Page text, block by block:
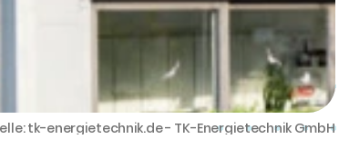
tk-energietechnik.de - TK-Energietechnik GmbH